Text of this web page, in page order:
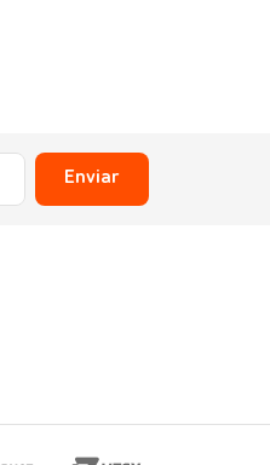
Enviar